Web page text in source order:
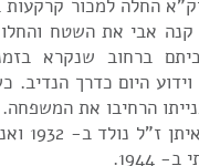
החלה למכור קרקעות
אבי את השטח והחלו
ברחוב שנקרא
וידוע היום כדרך הנדיב.
הרחיבו את המשפחה.
אחי איתן
1944.